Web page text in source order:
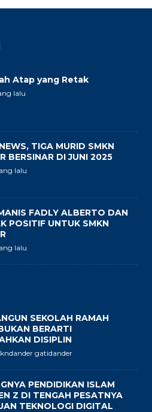
Atap yang Retak
lalu
TIGA MURID SMKN
BERSINAR DI JUNI 2025
lalu
FADLY ALBERTO DAN
POSITIF UNTUK SMKN
lalu
SEKOLAH RAMAH
BERARTI
DISIPLIN
gatidander
PENDIDIKAN ISLAM
Z DI TENGAH PESATNYA
TEKNOLOGI DIGITAL